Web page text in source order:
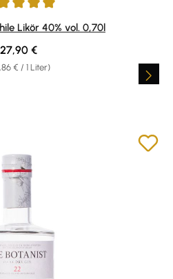
von 5 von 5 Sternen
Likör 40% vol. 0,70l
€ / 1 Liter)
Regulärer Preis:
27,90 €